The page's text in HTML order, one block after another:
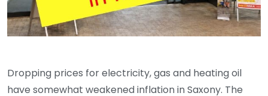
Dropping prices for electricity, gas and heating oil
have somewhat weakened inflation in Saxony. The